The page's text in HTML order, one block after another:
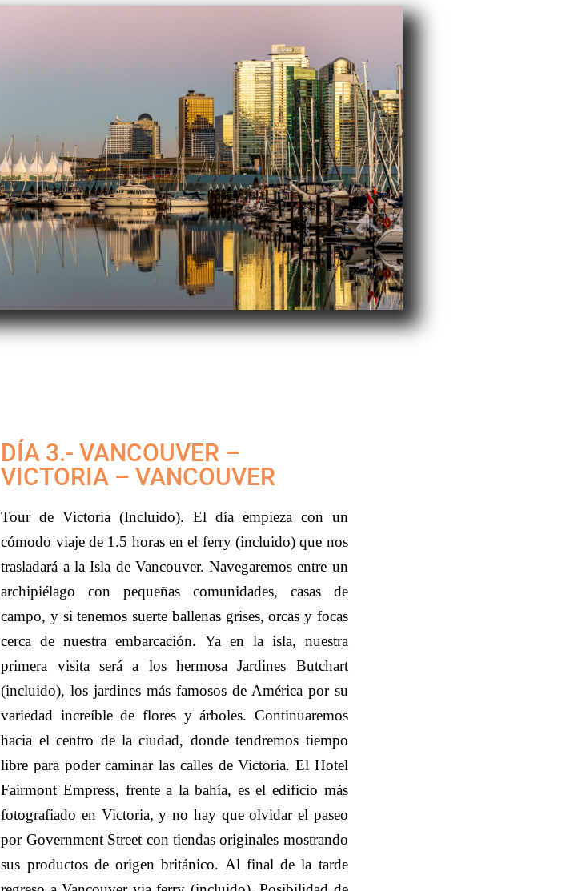
DÍA 3.- VANCOUVER –
VICTORIA – VANCOUVER
Tour de Victoria (Incluido). El día empieza con un
cómodo viaje de 1.5 horas en el ferry (incluido) que nos
trasladará a la Isla de Vancouver. Navegaremos entre un
archipiélago con pequeñas comunidades, casas de
campo, y si tenemos suerte ballenas grises, orcas y focas
cerca de nuestra embarcación. Ya en la isla, nuestra
primera visita será a los hermosa Jardines Butchart
(incluido), los jardines más famosos de América por su
variedad increíble de flores y árboles. Continuaremos
hacia el centro de la ciudad, donde tendremos tiempo
libre para poder caminar las calles de Victoria. El Hotel
Fairmont Empress, frente a la bahía, es el edificio más
fotografiado en Victoria, y no hay que olvidar el paseo
por Government Street con tiendas originales mostrando
sus productos de origen británico. Al final de la tarde